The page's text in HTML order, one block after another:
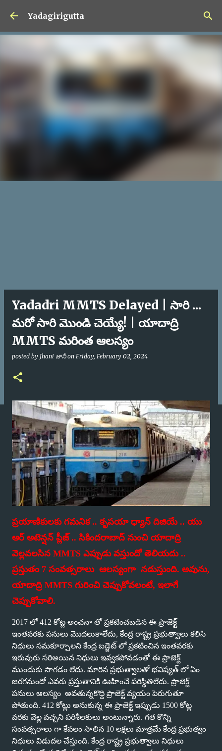
Skip to main content
Yadagirigutta
Yadadri MMTS Delayed | సారి ...
మరో సారి మొండి చెయ్యే! | యాదాద్రి
MMTS మరింత ఆలస్యం
posted by Jhani జానీ on Friday, February 02, 2024
ప్రయాణికులకు గమనిక .. కృపయా ధ్యాన్ దిజియే .. యు
ఆర్ అటెన్షన్ ప్లీజ్ .. సికిందరాబాద్ నుంచి యాదాద్రి
వెల్లవలసిన MMTS ఎప్పుడు వస్తుందో తెలియదు ..
ప్రస్తుతం 7 సంవత్సరాలు ఆలస్యంగా నడుస్తుంది. అవును,
యాదాద్రి MMTS గురించి చెప్పుకోవలంటే, ఇలాగే
చెప్పుకోవాలి.
2017 లో 412 కోట్ల అంచనా తో ప్రకటించబడిన ఈ ప్రాజెక్ట్
ఇంతవరకు పనులు మొదలుకాలేదు, కేంద్ర రాష్ట్ర ప్రభుత్వాలు కలిసి
నిధులు సమకూర్చాలని కేంద్ర బడ్జెట్ లో ప్రకటించిన ఇంతవరకు
ఇరువురు సరిఅయిన నిధులు ఇవ్వకపోవడంతో ఈ ప్రాజెక్ట్
ముందుకు సాగడం లేదు. మారిన ప్రభుత్వాలతో భవిష్యత్ లో ఏం
జరగనుందో ఎవరు ప్రస్తుతానికి ఊహించే పరిస్థితిలేదు. ప్రాజెక్ట్
పనులు ఆలస్యం అవతున్నకొద్ది ప్రాజెక్ట్ వ్యయం పెరుగుతూ
పోతుంది. 412 కోట్లు అనుకున్న ఈ ప్రాజెక్ట్ ఇప్పుడు 1500 కోట్ల
వరకు వెల్ల వచ్చని పరిశీలకులు అంటున్నారు. గత కొన్ని
సంవత్సరాలు గా కేవలం సాలిన 10 లక్షలు మాత్రమే కేంద్ర ప్రభుత్వం
నిధులు విడుదల చేస్తుంది. కేంద్ర రాష్ట్ర ప్రభుత్వాలు నిధులు